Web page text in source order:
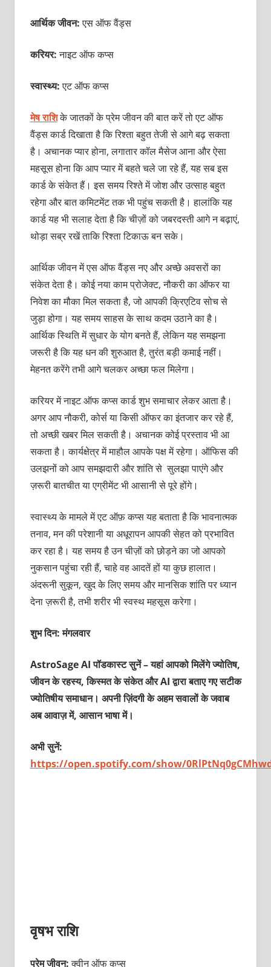
आर्थिक जीवन:एस ऑफ वैंड्स
करियर:नाइट ऑफ कप्स
स्वास्थ्य:एट ऑफ कप्स
मेष राशिके जातकों के प्रेम जीवन की बात करें तो एट ऑफ
वैंड्स कार्ड दिखाता है कि रिश्ता बहुत तेजी से आगे बढ़ सकता
है। अचानक प्यार होना, लगातार कॉल मैसेज आना और ऐसा
महसूस होना कि आप प्यार में बहते चले जा रहे हैं, यह सब इस
कार्ड के संकेत हैं। इस समय रिश्ते में जोश और उत्साह बहुत
रहेगा और बात कमिटमेंट तक भी पहुंच सकती है। हालांकि यह
कार्ड यह भी सलाह देता है कि चीज़ों को जबरदस्ती आगे न बढ़ाएं,
थोड़ा सब्र रखें ताकि रिश्ता टिकाऊ बन सके।
आर्थिक जीवन में एस ऑफ वैंड्स नए और अच्छे अवसरों का
संकेत देता है। कोई नया काम प्रोजेक्ट, नौकरी का ऑफर या
निवेश का मौका मिल सकता है, जो आपकी क्रिएटिव सोच से
जुड़ा होगा। यह समय साहस के साथ कदम उठाने का है।
आर्थिक स्थिति में सुधार के योग बनते हैं, लेकिन यह समझना
जरूरी है कि यह धन की शुरुआत है, तुरंत बड़ी कमाई नहीं।
मेहनत करेंगे तभी आगे चलकर अच्छा फल मिलेगा।
करियर में नाइट ऑफ कप्स कार्ड शुभ समाचार लेकर आता है।
अगर आप नौकरी, कोर्स या किसी ऑफर का इंतजार कर रहे हैं,
तो अच्छी खबर मिल सकती है। अचानक कोई प्रस्ताव भी आ
सकता है। कार्यक्षेत्र में माहौल आपके पक्ष में रहेगा। ऑफिस की
उलझनों को आप समझदारी और शांति से सुलझा पाएंगे और
ज़रूरी बातचीत या एग्रीमेंट भी आसानी से पूरे होंगे।
स्वास्थ्य के मामले में एट ऑफ़ कप्स यह बताता है कि भावनात्मक
तनाव, मन की परेशानी या अधूरापन आपकी सेहत को प्रभावित
कर रहा है। यह समय है उन चीज़ों को छोड़ने का जो आपको
नुकसान पहुंचा रही हैं, चाहे वह आदतें हों या कुछ हालात।
अंदरूनी सुकून, खुद के लिए समय और मानसिक शांति पर ध्यान
देना ज़रूरी है, तभी शरीर भी स्वस्थ महसूस करेगा।
शुभ दिन: मंगलवार
AstroSage AI पॉडकास्ट सुनें – यहां आपको मिलेंगे ज्योतिष,
जीवन के रहस्य, किस्मत के संकेत और AI द्वारा बताए गए सटीक
ज्योतिषीय समाधान। अपनी ज़िंदगी के अहम सवालों के जवाब
अब आवाज़ में, आसान भाषा में।
अभी सुनें:
https://open.spotify.com/show/
वृषभ राशि
प्रेम जीवन:क्वीन ऑफ कप्स